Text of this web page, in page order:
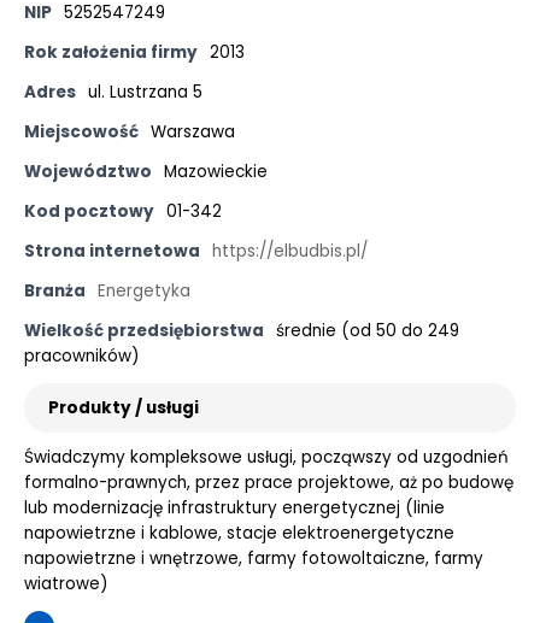
NIP 5252547249
Rok założenia firmy 2013
Adres ul. Lustrzana 5
Miejscowość Warszawa
Województwo Mazowieckie
Kod pocztowy 01-342
Strona internetowa https://elbudbis.pl/
Branża Energetyka
Wielkość przedsiębiorstwa średnie (od 50 do 249
pracowników)
Produkty / usługi
Świadczymy kompleksowe usługi, począwszy od uzgodnień
formalno-prawnych, przez prace projektowe, aż po budowę
lub modernizację infrastruktury energetycznej (linie
napowietrzne i kablowe, stacje elektroenergetyczne
napowietrzne i wnętrzowe, farmy fotowoltaiczne, farmy
wiatrowe)